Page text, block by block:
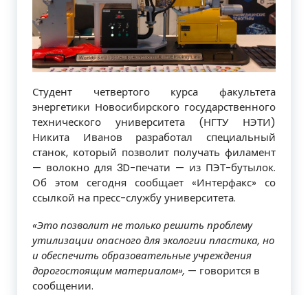
Студент четвертого курса факультета
энергетики Новосибирского государственного
технического университета (НГТУ НЭТИ)
Никита Иванов разработал специальный
станок, который позволит получать филамент
— волокно для 3D-печати — из ПЭТ-бутылок.
Об этом сегодня сообщает «Интерфакс» со
ссылкой на пресс-службу университета.
«Это позволит не только решить проблему
утилизации опасного для экологии пластика, но
и обеспечить образовательные учреждения
дорогостоящим материалом», — говорится в
сообщении.